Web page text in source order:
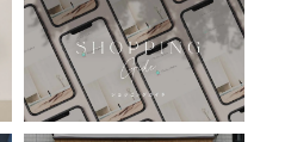
- coming soonn -